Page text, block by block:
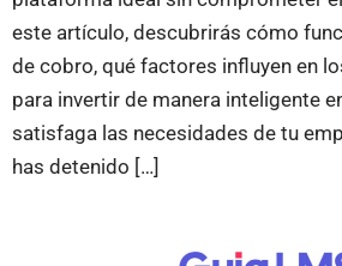
este artículo, descubrirás cómo
de cobro, qué factores influyen en
para invertir de manera inteligente
satisfaga las necesidades de tu
has detenido […]